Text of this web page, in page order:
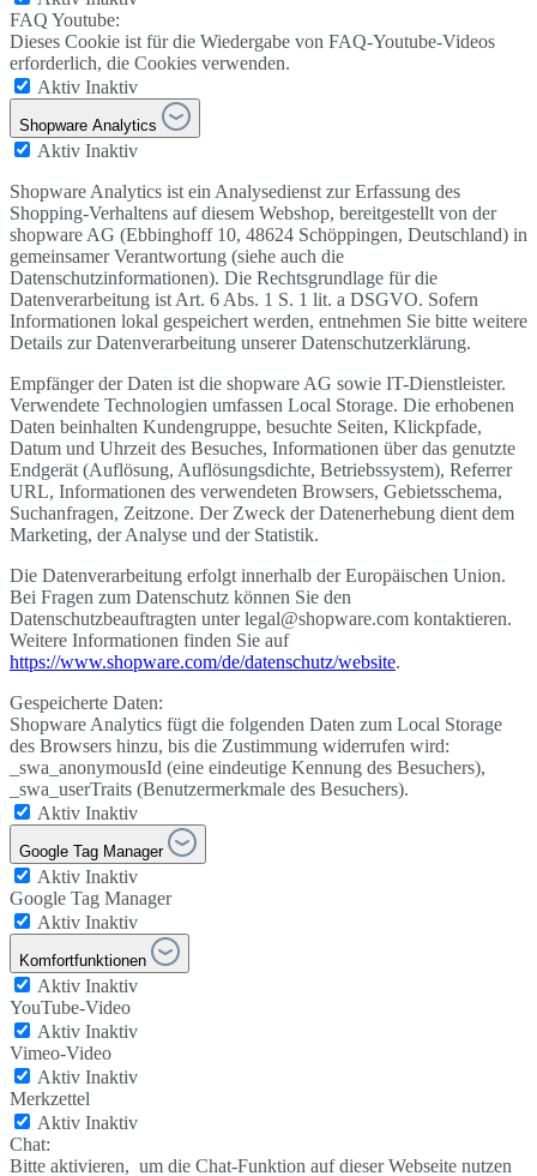
FAQ Youtube:
Dieses Cookie ist für die Wiedergabe von FAQ-Youtube-Videos
erforderlich, die Cookies verwenden.
Aktiv Inaktiv
Shopware Analytics
Aktiv Inaktiv
Shopware Analytics ist ein Analysedienst zur Erfassung des
Shopping-Verhaltens auf diesem Webshop, bereitgestellt von der
shopware AG (Ebbinghoff 10, 48624 Schöppingen, Deutschland) in
gemeinsamer Verantwortung (siehe auch die
Datenschutzinformationen). Die Rechtsgrundlage für die
Datenverarbeitung ist Art. 6 Abs. 1 S. 1 lit. a DSGVO. Sofern
Informationen lokal gespeichert werden, entnehmen Sie bitte weitere
Details zur Datenverarbeitung unserer Datenschutzerklärung.
Empfänger der Daten ist die shopware AG sowie IT-Dienstleister.
Verwendete Technologien umfassen Local Storage. Die erhobenen
Daten beinhalten Kundengruppe, besuchte Seiten, Klickpfade,
Datum und Uhrzeit des Besuches, Informationen über das genutzte
Endgerät (Auflösung, Auflösungsdichte, Betriebssystem), Referrer
URL, Informationen des verwendeten Browsers, Gebietsschema,
Suchanfragen, Zeitzone. Der Zweck der Datenerhebung dient dem
Marketing, der Analyse und der Statistik.
Die Datenverarbeitung erfolgt innerhalb der Europäischen Union.
Bei Fragen zum Datenschutz können Sie den
Datenschutzbeauftragten unter legal@shopware.com kontaktieren.
Weitere Informationen finden Sie auf
https://www.shopware.com/de/datenschutz/website.
Gespeicherte Daten:
Shopware Analytics fügt die folgenden Daten zum Local Storage
des Browsers hinzu, bis die Zustimmung widerrufen wird:
_swa_anonymousId (eine eindeutige Kennung des Besuchers),
_swa_userTraits (Benutzermerkmale des Besuchers).
Aktiv Inaktiv
Google Tag Manager
Aktiv Inaktiv
Google Tag Manager
Aktiv Inaktiv
Komfortfunktionen
Aktiv Inaktiv
YouTube-Video
Aktiv Inaktiv
Vimeo-Video
Aktiv Inaktiv
Merkzettel
Aktiv Inaktiv
Chat:
Bitte aktivieren, um die Chat-Funktion auf dieser Webseite nutzen